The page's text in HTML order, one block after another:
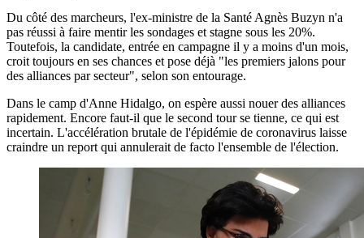
Du côté des marcheurs, l'ex-ministre de la Santé Agnès Buzyn n'a
pas réussi à faire mentir les sondages et stagne sous les 20%.
Toutefois, la candidate, entrée en campagne il y a moins d'un mois,
croit toujours en ses chances et pose déjà "les premiers jalons pour
des alliances par secteur", selon son entourage.
Dans le camp d'Anne Hidalgo, on espère aussi nouer des alliances
rapidement. Encore faut-il que le second tour se tienne, ce qui est
incertain. L'accélération brutale de l'épidémie de coronavirus laisse
craindre un report qui annulerait de facto l'ensemble de l'élection.